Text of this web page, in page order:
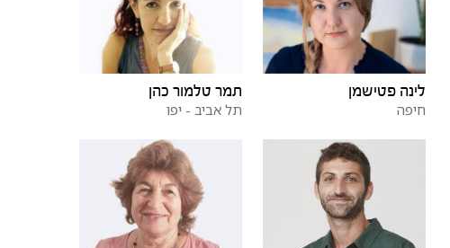
לינה פטישמן
חיפה
תמר טלמור כהן
תל אביב - יפו